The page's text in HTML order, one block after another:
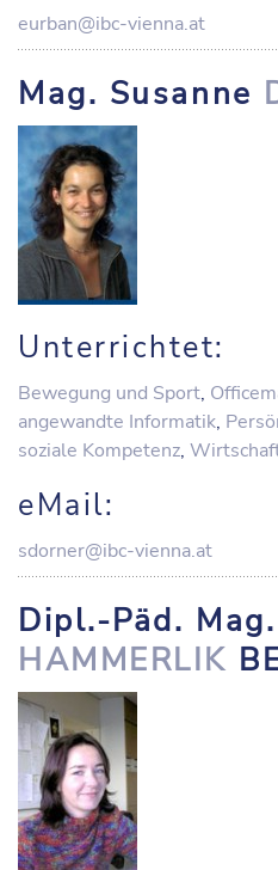
eurban@ibc-vienna.at
Mag. Susanne
Unterrichtet:
Bewegung und Sport,
angewandte Informatik,
soziale Kompetenz,
eMail:
sdorner@ibc-vienna.at
Dipl.-Päd.
HAMMERLIK